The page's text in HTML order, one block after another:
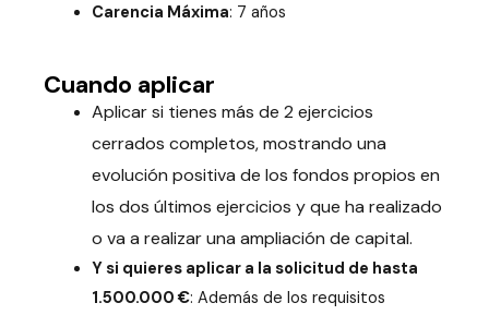
Carencia Máxima: 7 años
Cuando aplicar
Aplicar si tienes más de 2 ejercicios
cerrados completos, mostrando una
evolución positiva de los fondos propios en
los dos últimos ejercicios y que ha realizado
o va a realizar una ampliación de capital.
Y si quieres aplicar a la solicitud de hasta
1.500.000 €: Además de los requisitos